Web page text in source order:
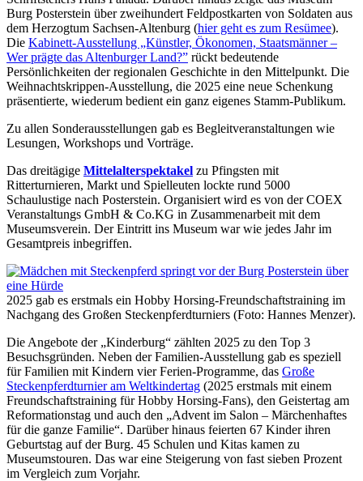
Burg Posterstein über zweihundert Feldpostkarten von Soldaten aus
dem Herzogtum Sachsen-Altenburg (hier geht es zum Resümee).
Die Kabinett-Ausstellung „Künstler, Ökonomen, Staatsmänner –
Wer prägte das Altenburger Land?” rückt bedeutende
Persönlichkeiten der regionalen Geschichte in den Mittelpunkt. Die
Weihnachtskrippen-Ausstellung, die 2025 eine neue Schenkung
präsentierte, wiederum bedient ein ganz eigenes Stamm-Publikum.
Zu allen Sonderausstellungen gab es Begleitveranstaltungen wie
Lesungen, Workshops und Vorträge.
Das dreitägige Mittelalterspektakel zu Pfingsten mit
Ritterturnieren, Markt und Spielleuten lockte rund 5000
Schaulustige nach Posterstein. Organisiert wird es von der COEX
Veranstaltungs GmbH & Co.KG in Zusammenarbeit mit dem
Museumsverein. Der Eintritt ins Museum war wie jedes Jahr im
Gesamtpreis inbegriffen.
2025 gab es erstmals ein Hobby Horsing-Freundschaftstraining im
Nachgang des Großen Steckenpferdturniers (Foto: Hannes Menzer).
Die Angebote der „Kinderburg“ zählten 2025 zu den Top 3
Besuchsgründen. Neben der Familien-Ausstellung gab es speziell
für Familien mit Kindern vier Ferien-Programme, das Große
Steckenpferdturnier am Weltkindertag (2025 erstmals mit einem
Freundschaftstraining für Hobby Horsing-Fans), den Geistertag am
Reformationstag und auch den „Advent im Salon – Märchenhaftes
für die ganze Familie“. Darüber hinaus feierten 67 Kinder ihren
Geburtstag auf der Burg. 45 Schulen und Kitas kamen zu
Museumstouren. Das war eine Steigerung von fast sieben Prozent
im Vergleich zum Vorjahr.